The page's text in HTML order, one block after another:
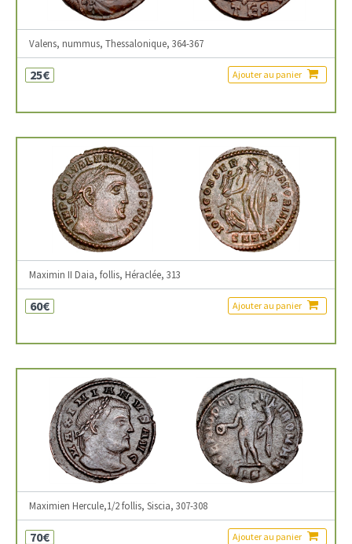
Valens, nummus, Thessalonique, 364-367
25€ Ajouter au panier
Maximin II Daia, follis, Héraclée, 313
60€ Ajouter au panier
Maximien Hercule,1/2 follis, Siscia, 307-308
70€ Ajouter au panier